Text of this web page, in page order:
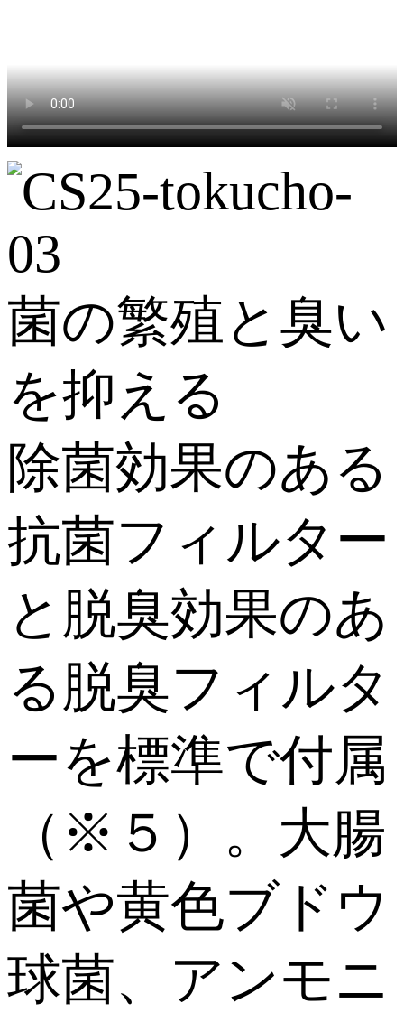
菌の繁殖と臭い
を抑える
除菌効果のある
抗菌フィルター
と脱臭効果のあ
る脱臭フィルタ
ーを標準で付属
（※５）。大腸
菌や黄色ブドウ
球菌、アンモニ